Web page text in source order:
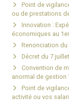
Point de
ou de prestations
Innovation :
économiques au
Renonciation
Décret du 7
Convention de
anormal de gestion
Point de
activité ou vos